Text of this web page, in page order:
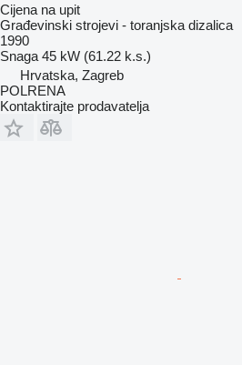
Cijena na upit
Građevinski strojevi - toranjska dizalica
1990
Snaga 45 kW (61.22 k.s.)
Hrvatska, Zagreb
POLRENA
Kontaktirajte prodavatelja